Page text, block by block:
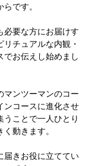
です。
必要な方にお届けす
チュアルな内観・
でお伝えし始めまし
マンツーマンのコー
ンコースに進化させ
ことで一人ひとり
動きます。
届きお役に立ててい